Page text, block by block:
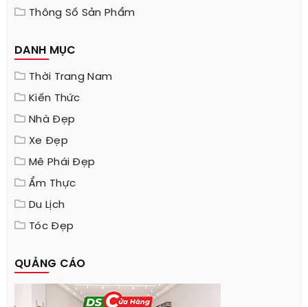
Thông Số Sản Phẩm
DANH MỤC
Thời Trang Nam
Kiến Thức
Nhà Đẹp
Xe Đẹp
Mê Phái Đẹp
Ẩm Thực
Du Lịch
Tóc Đẹp
QUẢNG CÁO